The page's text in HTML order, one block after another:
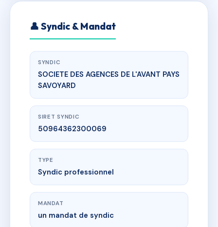
👤 Syndic & Mandat
SYNDIC
SOCIETE DES AGENCES DE L'AVANT PAYS
SAVOYARD
SIRET SYNDIC
50964362300069
TYPE
Syndic professionnel
MANDAT
un mandat de syndic